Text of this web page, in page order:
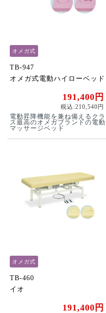
オメガ式
TB-947
オメガ式電動ハイローベッド
191,400円
税込:210,540円
電動昇降機能を兼ね備えるクラ
ス最高のオメガブランドの電動
マッサージベッド
オメガ式
TB-460
イオ
191,400円